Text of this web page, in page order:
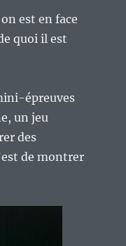
est en face
quoi il est
épreuves
un jeu
des
de montrer